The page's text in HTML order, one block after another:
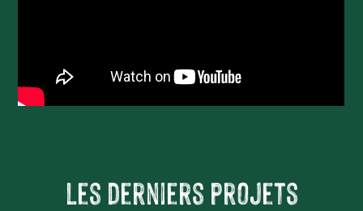
Les derniers projets